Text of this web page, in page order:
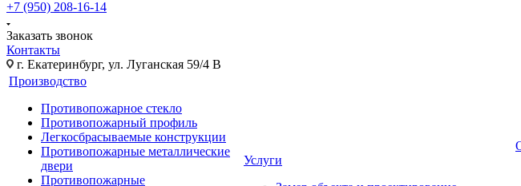
+7 (950) 208-16-14
Заказать звонок
Контакты
г. Екатеринбург, ул. Луганская 59/4 В
Производство
Противопожарное стекло
Противопожарный профиль
Легкосбрасываемые конструкции
Противопожарные металлические
двери
Противопожарные
Услуги